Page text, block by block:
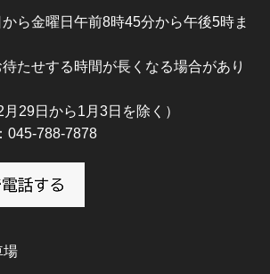
ら金曜日午前8時45分から午後5時ま
たせする時間が長くなる場合があり
月29日から1月3日を除く）
045-788-7878
場